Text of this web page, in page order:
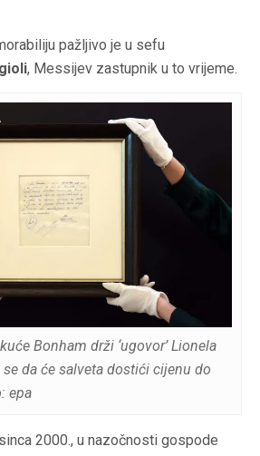
pažljivo je u sefu
, Messijev zastupnik u to vrijeme.
Bonham drži ‘ugovor’ Lionela
da će salveta dostići cijenu do
epa
2000., u nazočnosti gospode